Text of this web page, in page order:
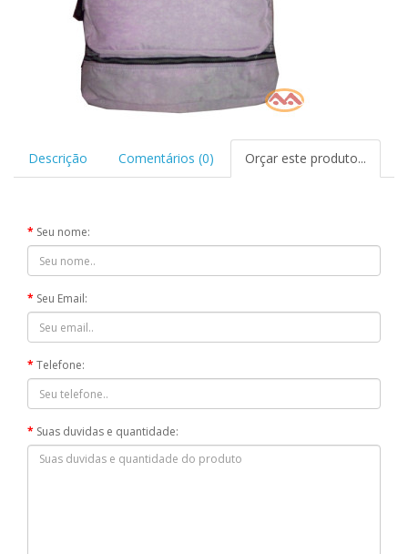
Descrição Comentários (0) Orçar este produto...
Seu nome:
Seu Email:
Telefone:
Suas duvidas e quantidade: